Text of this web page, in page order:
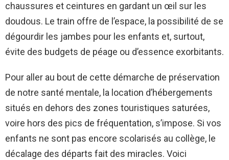
chaussures et ceintures en gardant un œil sur les
doudous. Le train offre de l’espace, la possibilité de se
dégourdir les jambes pour les enfants et, surtout,
évite des budgets de péage ou d’essence exorbitants.
Pour aller au bout de cette démarche de préservation
de notre santé mentale, la location d’hébergements
situés en dehors des zones touristiques saturées,
voire hors des pics de fréquentation, s’impose. Si vos
enfants ne sont pas encore scolarisés au collège, le
décalage des départs fait des miracles. Voici